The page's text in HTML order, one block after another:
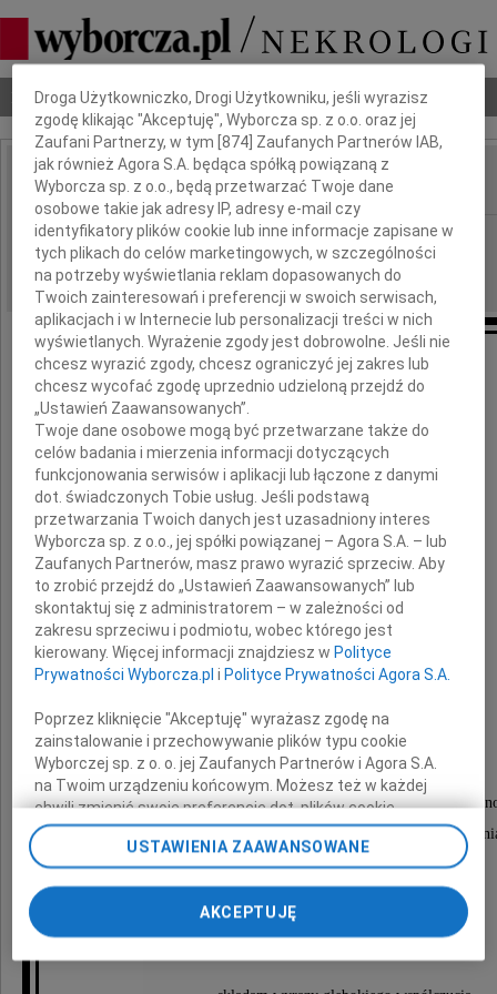
Nekrologi Odeszli Poradnik pogrzebowy
IMIĘ I NAZWISKO:
REGION: Łódź
DATA EMISJI: 03.03.2025
Z żalem przyjąłem wiadomość o śmierci
Pana Profesora
Jana Krysińskiego
wieloletniego rektora Politechniki Łódzkiej,
wybitnego uczonego,
eksperta w zakresie mechaniki,
znakomitego dydaktyka,
mentora wielu pokoleń studentów,
uhonorowanego m.in. francuskim Orderem Legii
i Krzyżem Komandorskim z Gwiazdą Orderu
dobrego i szlachetnego Człowieka
Rodzinie i Bliskim
Dbamy o Twoją prywatność
Droga Użytkowniczko, Drogi Użytkowniku, jeśli wyrazisz
zgodę klikając "Akceptuję", Wyborcza sp. z o.o. oraz jej
Zaufani Partnerzy, w tym [874] Zaufanych Partnerów IAB,
jak również Agora S.A. będąca spółką powiązaną z
Wyborcza sp. z o.o., będą przetwarzać Twoje dane
osobowe takie jak adresy IP, adresy e-mail czy
identyfikatory plików cookie lub inne informacje zapisane w
tych plikach do celów marketingowych, w szczególności
na potrzeby wyświetlania reklam dopasowanych do
Twoich zainteresowań i preferencji w swoich serwisach,
aplikacjach i w Internecie lub personalizacji treści w nich
wyświetlanych. Wyrażenie zgody jest dobrowolne. Jeśli nie
chcesz wyrazić zgody, chcesz ograniczyć jej zakres lub
chcesz wycofać zgodę uprzednio udzieloną przejdź do
„Ustawień Zaawansowanych”.
Twoje dane osobowe mogą być przetwarzane także do
celów badania i mierzenia informacji dotyczących
funkcjonowania serwisów i aplikacji lub łączone z danymi
dot. świadczonych Tobie usług. Jeśli podstawą
przetwarzania Twoich danych jest uzasadniony interes
Wyborcza sp. z o.o., jej spółki powiązanej – Agora S.A. – lub
Zaufanych Partnerów, masz prawo wyrazić sprzeciw. Aby
to zrobić przejdź do „Ustawień Zaawansowanych” lub
skontaktuj się z administratorem – w zależności od
zakresu sprzeciwu i podmiotu, wobec którego jest
kierowany. Więcej informacji znajdziesz wPolityce
Prywatności Wyborcza.pl iPolityce Prywatności Agora S.A.
Poprzez kliknięcie "Akceptuję" wyrażasz zgodę na
zainstalowanie i przechowywanie plików typu cookie
Wyborczej sp. z o. o. jej Zaufanych Partnerów i Agora S.A.
na Twoim urządzeniu końcowym. Możesz też w każdej
chwili zmienić swoje preferencje dot. plików cookie,
ponownie wywołując narzędzie do zarządzania Twoimi
preferencjami dot. przetwarzania danych poprzez
odnośnik „Ustawienia prywatności” w stopce serwisu i
przechodząc do sekcji „Ustawienia zaawansowane”.
Zmiana ustawień plików cookie możliwa jest także za
pomocą ustawień przeglądarki.
USTAWIENIA ZAAWANSOWANE
AKCEPTUJĘ